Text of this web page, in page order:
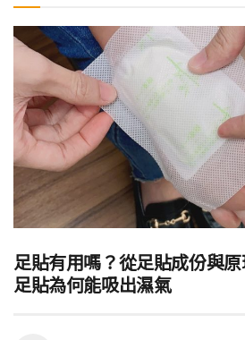
足貼有用嗎？從足貼成份與
足貼為何能吸出濕氣